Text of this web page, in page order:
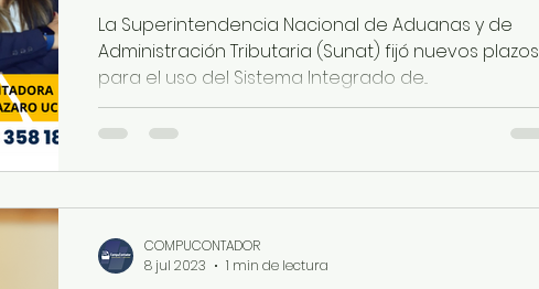
La Superintendencia Nacional de Aduanas y de
Administración Tributaria (Sunat) fijó nuevos plazos
para el uso del Sistema Integrado de...
COMPUCONTADOR
8 jul 2023
1 min de lectura